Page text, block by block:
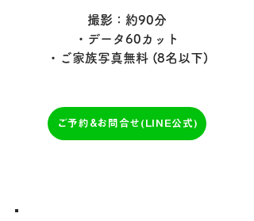
撮影：約90分
・データ60カット
​・ご家族写真無料 (8名以下)
ご予約&お問合せ(LINE公式)